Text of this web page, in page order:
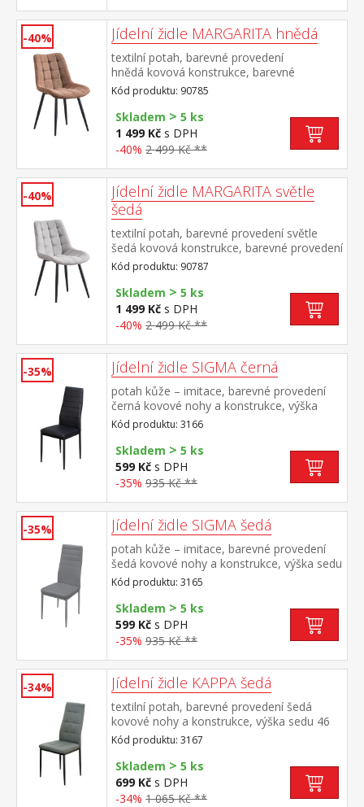
-40% Jídelní židle MARGARITA hnědá
textilní potah, barevné provedení
hnědá kovová konstrukce, barevné
provedení černá výška sedu 49
cm doporučená nosnost do 130 kg
Kód produktu: 90785
Skladem > 5 ks
1 499 Kč s DPH
-40% 2 499 Kč **
-40%
Jídelní židle MARGARITA světle
šedá
textilní potah, barevné provedení světle
šedá kovová konstrukce, barevné provedení
černá výška sedu 49 cm doporučená
nosnost do 130 kg
Kód produktu: 90787
Skladem > 5 ks
1 499 Kč s DPH
-40% 2 499 Kč **
-35% Jídelní židle SIGMA černá
potah kůže – imitace, barevné provedení
černá kovové nohy a konstrukce, výška
sedu 47 cm
Kód produktu: 3166
Skladem > 5 ks
599 Kč s DPH
-35% 935 Kč **
-35% Jídelní židle SIGMA šedá
potah kůže – imitace, barevné provedení
šedá kovové nohy a konstrukce, výška sedu
47 cm
Kód produktu: 3165
Skladem > 5 ks
599 Kč s DPH
-35% 935 Kč **
-34% Jídelní židle KAPPA šedá
textilní potah, barevné provedení šedá
kovové nohy a konstrukce, výška sedu 46
cm
Kód produktu: 3167
Skladem > 5 ks
699 Kč s DPH
-34% 1 065 Kč **